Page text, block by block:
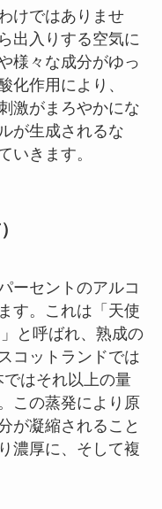
けではありませ
出入りする空気に
様々な成分がゆっ
化作用により、
激がまろやかにな
が生成されるな
いきます。
ーセントのアルコ
す。これは「天使
と呼ばれ、熟成の
コットランドでは
はそれ以上の量
この蒸発により原
が凝縮されること
濃厚に、そして複